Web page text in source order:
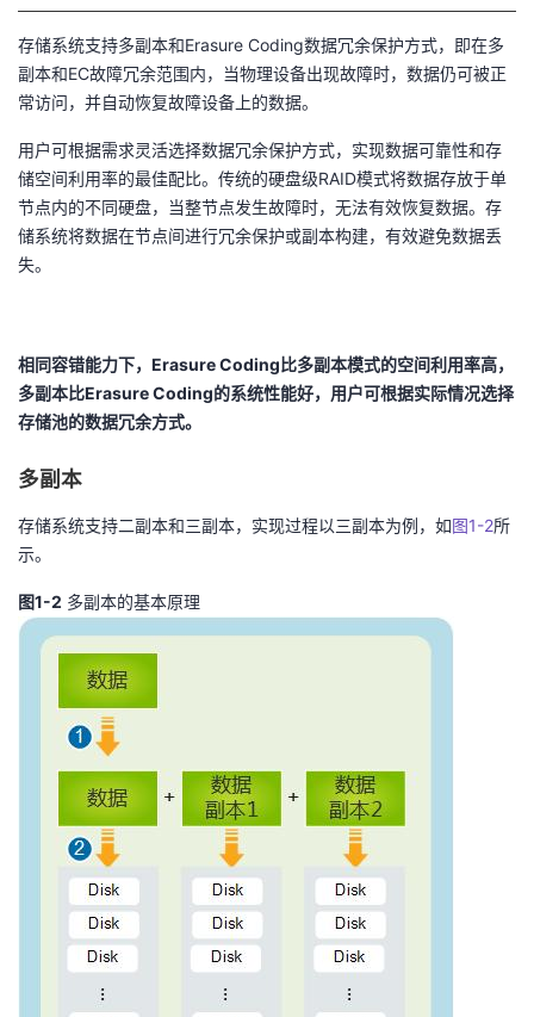
发
者
的
博
我
的
坛
我
圈
子
的
直
播
我
的
活
动
我
的
关
我
的
开
发
我
的
Programs
我
的
我
存储系统支持多副本和Erasure Coding数据冗余保护方式，即在多
副本和EC故障冗余范围内，当物理设备出现故障时，数据仍可被正
常访问，并自动恢复故障设备上的数据。
用户可根据需求灵活选择数据冗余保护方式，实现数据可靠性和存
储空间利用率的最佳配比。传统的硬盘级RAID模式将数据存放于单
节点内的不同硬盘，当整节点发生故障时，无法有效恢复数据。存
储系统将数据在节点间进行冗余保护或副本构建，有效避免数据丢
失。
相同容错能力下，Erasure Coding比多副本模式的空间利用率高，
多副本比Erasure Coding的系统性能好，用户可根据实际情况选择
存储池的数据冗余方式。
多副本
存储系统支持二副本和三副本，实现过程以三副本为例，如图1-2所
示。
图1-2 多副本的基本原理